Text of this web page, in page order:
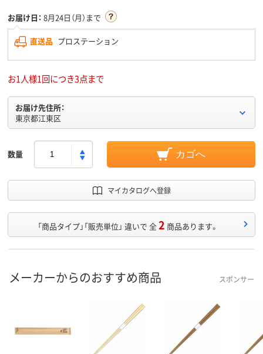
お届け日： 8月24日（月）まで
直送品 プロステーション
お1人様1回につき3点まで
お届け先住所：
東京都江東区
数量 カゴへ
マイカタログへ登録
「商品タイプ」「販売単位」 違いで 全2 商品あります。
メーカーからのおすすめ商品 スポンサー